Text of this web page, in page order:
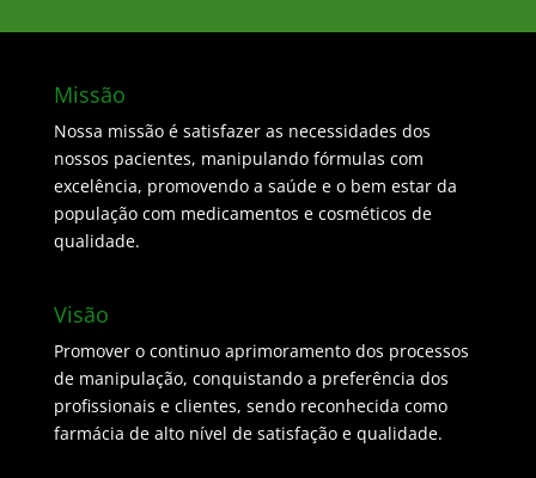
Missão
Nossa missão é satisfazer as necessidades dos
nossos pacientes, manipulando fórmulas com
excelência, promovendo a saúde e o bem estar da
população com medicamentos e cosméticos de
qualidade.
Visão
Promover o continuo aprimoramento dos processos
de manipulação, conquistando a preferência dos
profissionais e clientes, sendo reconhecida como
farmácia de alto nível de satisfação e qualidade.